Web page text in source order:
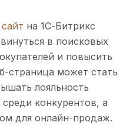
на 1С-Битрикс
в поисковых
и повысить
страница может стать
лояльность
конкурентов, а
для онлайн-продаж.